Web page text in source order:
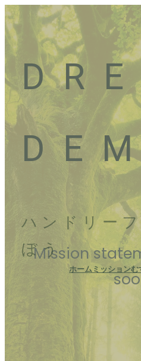
D R
D E
ハ ン ド リ ー
ぼ う
ホームミッションむ
Mission